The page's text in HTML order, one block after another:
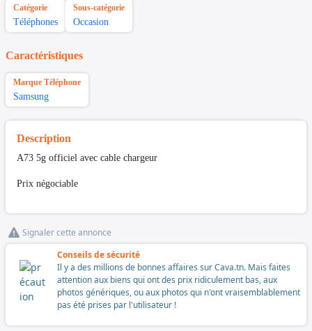
Catégorie
Téléphones
Sous-catégorie
Occasion
Caractéristiques
Marque Téléphone
Samsung
Description
A73 5g officiel avec cable chargeur
Prix négociable
Signaler cette annonce
Conseils de sécurité
Il y a des millions de bonnes affaires sur Cava.tn. Mais faites
attention aux biens qui ont des prix ridiculement bas, aux
photos génériques, ou aux photos qui n'ont vraisemblablement
pas été prises par l'utilisateur !